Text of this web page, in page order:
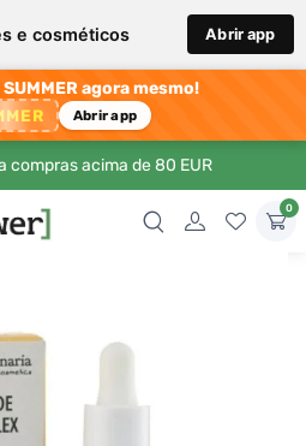
e cosméticos Abrir app
agora mesmo!
Abrir app
compras acima de 80 EUR
0